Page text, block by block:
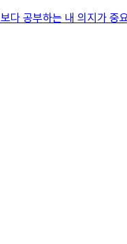
공부하는 내 의지가 중